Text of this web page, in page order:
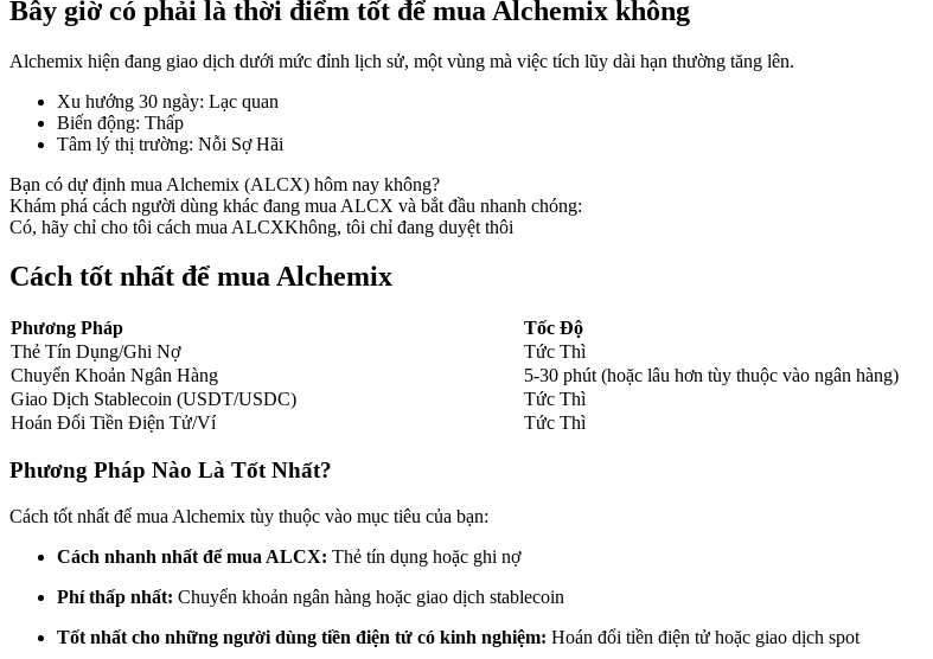
COIN-M Futures
Futures sử dụng token làm tài sản thế chấp
TradFi
Phái sinh cổ phiếu, ngoại hối, kim loại quý và hàng hóa
USDC Futures vĩnh cửu
Futures sử dụng USDC làm tài sản thế chấp
Bây giờ có phải là thời điểm tốt để mua Alchemix không
Alchemix hiện đang giao dịch dưới mức đỉnh lịch sử, một vùng mà việc tích lũy dài hạn thường tăng lên.
Xu hướng 30 ngày: Lạc quan
Biến động: Thấp
Tâm lý thị trường: Nỗi Sợ Hãi
Bạn có dự định mua Alchemix (ALCX) hôm nay không?
Khám phá cách người dùng khác đang mua ALCX và bắt đầu nhanh chóng:
Có, hãy chỉ cho tôi cách mua ALCXKhông, tôi chỉ đang duyệt thôi
Cách tốt nhất để mua Alchemix
Phương Pháp Tốc Độ
Thẻ Tín Dụng/Ghi Nợ
Tức Thì
Chuyển Khoản Ngân Hàng
5-30 phút (hoặc lâu hơn tùy thuộc vào ngân hàng)
Giao Dịch Stablecoin (USDT/USDC)
Tức Thì
Hoán Đổi Tiền Điện Tử/Ví
Tức Thì
Phương Pháp Nào Là Tốt Nhất?
Cách tốt nhất để mua Alchemix tùy thuộc vào mục tiêu của bạn:
Cách nhanh nhất để mua ALCX: Thẻ tín dụng hoặc ghi nợ
Phí thấp nhất: Chuyển khoản ngân hàng hoặc giao dịch stablecoin
Tốt nhất cho những người dùng tiền điện tử có kinh nghiệm: Hoán đổi tiền điện tử hoặc giao dịch spot